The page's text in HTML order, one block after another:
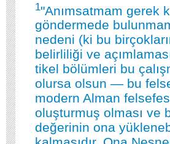
1"Anımsatmam gerek
göndermede
nedeni (ki bu
belirliliği ve
tikel bölümleri bu
olursa olsun — bu
modern Alman
oluşturmuş olması ve
değerinin ona